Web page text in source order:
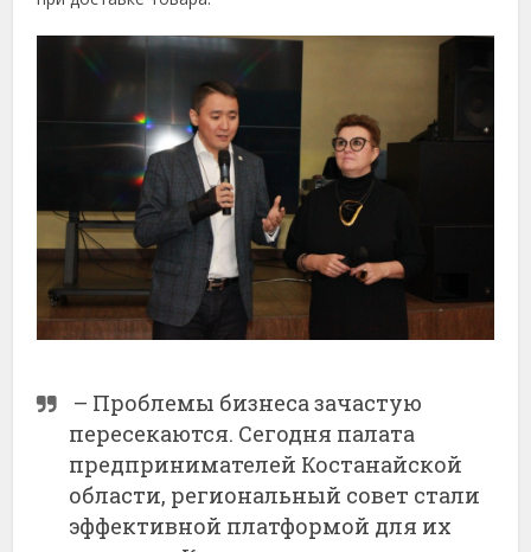
– Проблемы бизнеса зачастую
пересекаются. Сегодня палата
предпринимателей Костанайской
области, региональный совет стали
эффективной платформой для их